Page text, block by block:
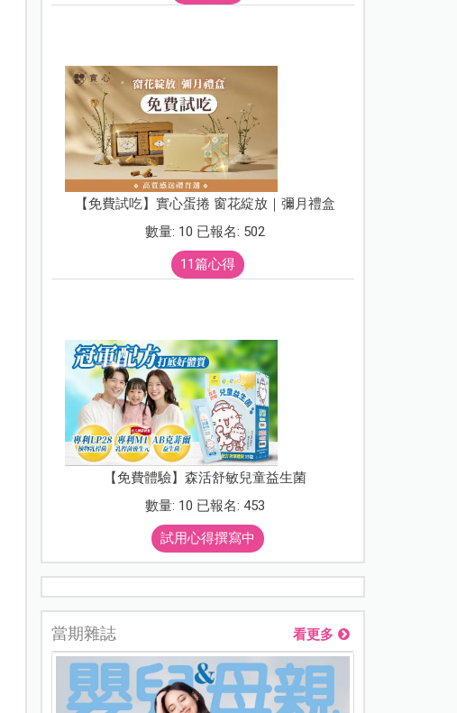
【免費試吃】實心蛋捲 窗花綻放｜彌月禮盒
數量: 10 已報名: 502
11篇心得
【免費體驗】森活舒敏兒童益生菌
數量: 10 已報名: 453
試用心得撰寫中
當期雜誌 看更多